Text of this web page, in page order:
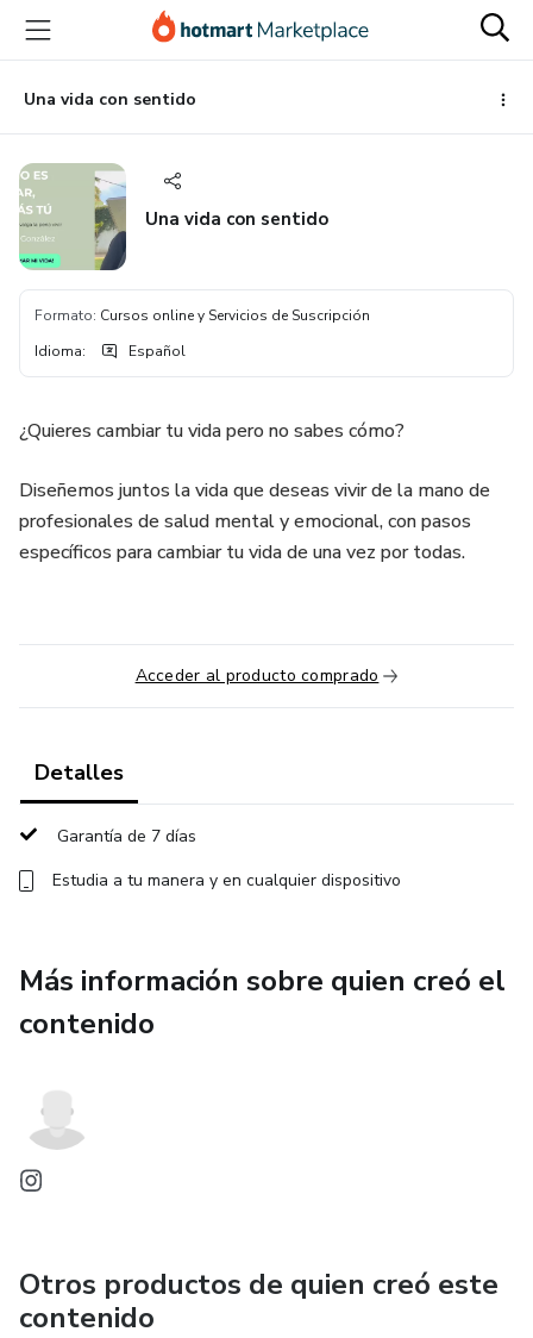
principal
página
de
página
Una vida con sentido
Una vida con sentido
Formato: Cursos online y Servicios de Suscripción
Idioma: Español
¿Quieres cambiar tu vida pero no sabes cómo?
Diseñemos juntos la vida que deseas vivir de la mano de
profesionales de salud mental y emocional, con pasos
específicos para cambiar tu vida de una vez por todas.
Acceder al producto comprado
Detalles
Garantía de 7 días
Estudia a tu manera y en cualquier dispositivo
Más información sobre quien creó el
contenido
Otros productos de quien creó este
contenido